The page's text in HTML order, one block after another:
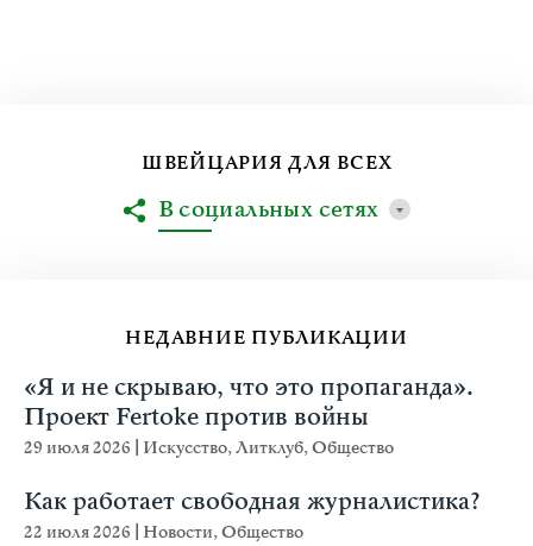
НЕДАВНИЕ ПУБЛИКАЦИИ
«Я и не скрываю, что это пропаганда».
Проект Fertoke против войны
29 июля 2026 Искусство,Литклуб,Общество
Как работает свободная журналистика?
22 июля 2026 Новости,Общество
ШВЕЙЦАРИЯ ДЛЯ ВСЕХ
В социальных сетях